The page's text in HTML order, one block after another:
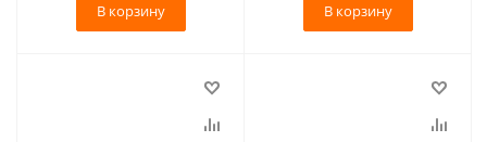
В корзину В корзину